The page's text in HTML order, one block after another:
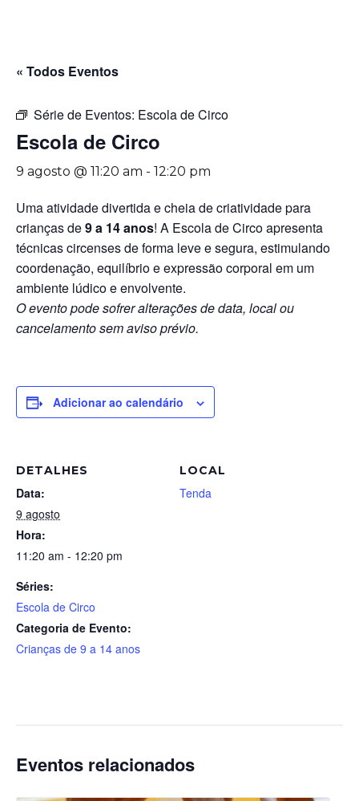
« Todos Eventos
Série de Eventos: Escola de Circo
Escola de Circo
9 agosto @ 11:20 am - 12:20 pm
Uma atividade divertida e cheia de criatividade para
crianças de9 a 14 anos! A Escola de Circo apresenta
técnicas circenses de forma leve e segura, estimulando
coordenação, equilíbrio e expressão corporal em um
ambiente lúdico e envolvente.
O evento pode sofrer alterações de data, local ou
cancelamento sem aviso prévio.
Adicionar ao calendário
DETALHES
Data:
9 agosto
Hora:
11:20 am - 12:20 pm
Séries:
Escola de Circo
Categoria de Evento:
Crianças de 9 a 14 anos
LOCAL
Tenda
Eventos relacionados